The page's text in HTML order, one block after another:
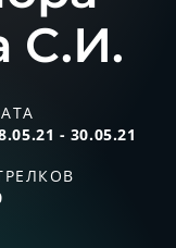
С.И.
- 30.05.21